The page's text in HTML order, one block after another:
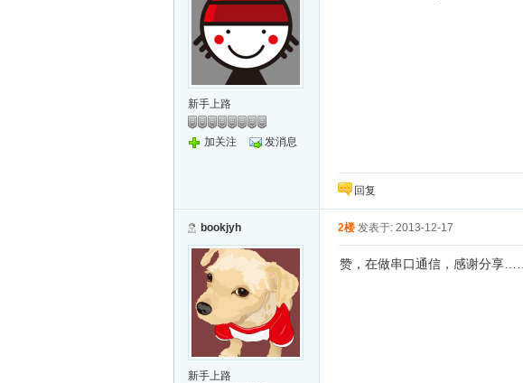
新手上路
加关注 发消息
回复
bookjyh
新手上路
2楼 发表于: 2013-12-17
赞，在做串口通信，感谢分享……